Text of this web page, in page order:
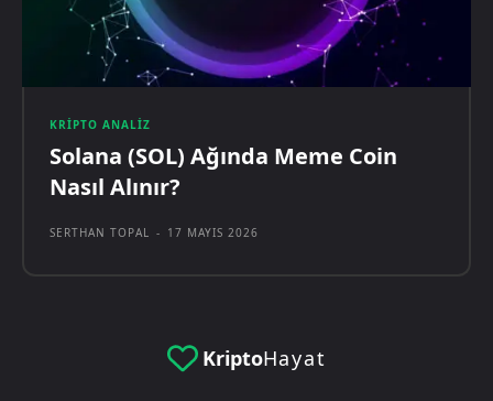
KRIPTO ANALIZ
Solana (SOL) Ağında Meme Coin
Nasıl Alınır?
SERTHAN TOPAL - 17 MAYIS 2026
KriptoHayat